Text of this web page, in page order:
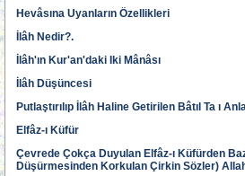
Hevâsına Uyanların Özellikleri
İlâh Nedir?.
İlâh'ın Kur'an'daki Iki Mânâsı
İlâh Düşüncesi
Putlaştırılıp İlâh Haline Getirilen Bâtıl Ta ı
Elfâz-ı Küfür
Çevrede Çokça Duyulan Elfâz-ı Küfürden
Düşürmesinden Korkulan Çirkin Sözler)